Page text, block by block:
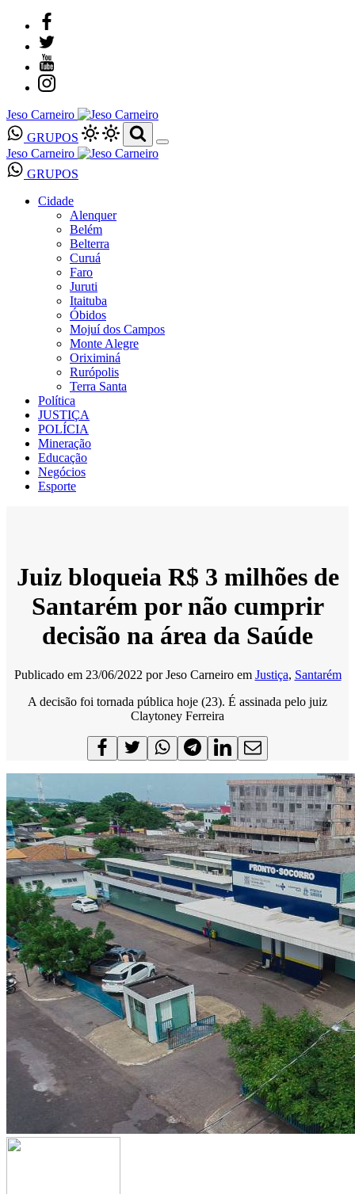
Jeso Carneiro
GRUPOS
Jeso Carneiro
GRUPOS
Cidade
Alenquer
Belém
Belterra
Curuá
Faro
Juruti
Itaituba
Óbidos
Mojuí dos Campos
Monte Alegre
Oriximiná
Rurópolis
Terra Santa
Política
JUSTIÇA
POLÍCIA
Mineração
Educação
Negócios
Esporte
Juiz bloqueia R$ 3 milhões de
Santarém por não cumprir
decisão na área da Saúde
Publicado em 23/06/2022 porJeso Carneiro em Justiça, Santarém
A decisão foi tornada pública hoje (23). É assinada pelo juiz
Claytoney Ferreira